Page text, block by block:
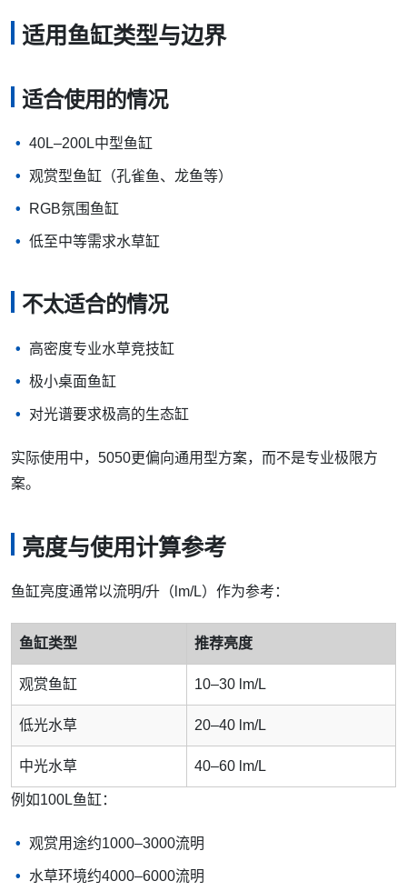
适用鱼缸类型与边界
适合使用的情况
40L–200L中型鱼缸
观赏型鱼缸（孔雀鱼、龙鱼等）
RGB氛围鱼缸
低至中等需求水草缸
不太适合的情况
高密度专业水草竞技缸
极小桌面鱼缸
对光谱要求极高的生态缸
实际使用中，5050更偏向通用型方案，而不是专业极限方
案。
亮度与使用计算参考
鱼缸亮度通常以流明/升（lm/L）作为参考：
鱼缸类型 推荐亮度
观赏鱼缸 10–30 lm/L
低光水草 20–40 lm/L
中光水草 40–60 lm/L
例如100L鱼缸：
观赏用途约1000–3000流明
水草环境约4000–6000流明